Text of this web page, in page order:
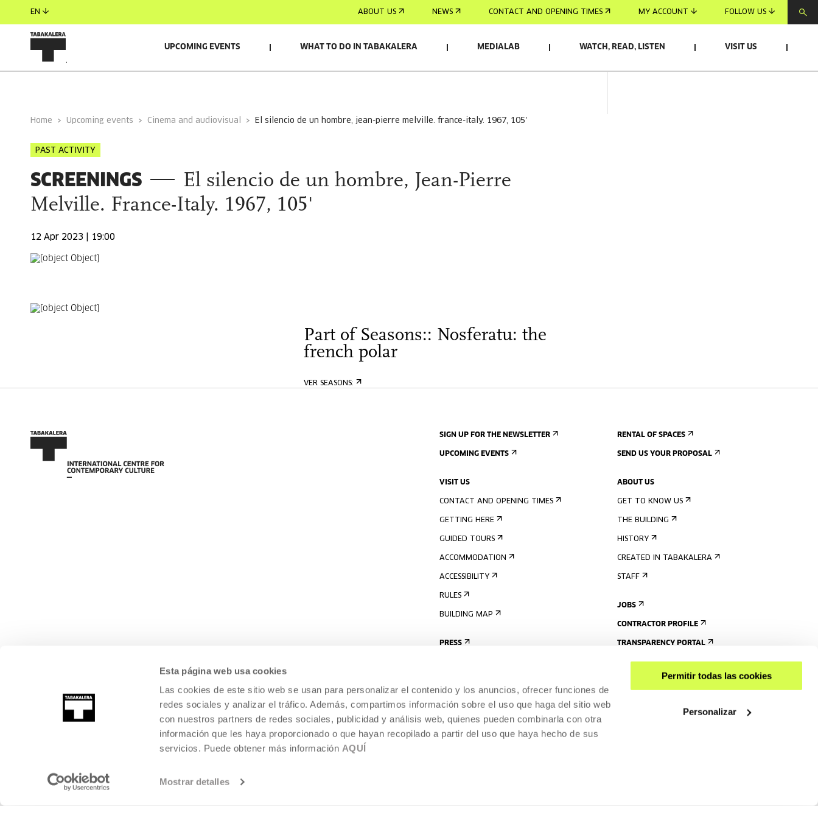
Esta página web usa cookies
Las cookies de este sitio web se usan para personalizar el contenido y los anuncios, ofrecer funciones de
redes sociales y analizar el tráfico. Además, compartimos información sobre el uso que haga del sitio web
con nuestros partners de redes sociales, publicidad y análisis web, quienes pueden combinarla con otra
información que les haya proporcionado o que hayan recopilado a partir del uso que haya hecho de sus
servicios. Puede obtener más información AQUÍ
Mostrar detalles
Permitir todas las cookies
Personalizar
EN ABOUT US NEWS CONTACT AND OPENING TIMES MY ACCOUNT FOLLOW US
UPCOMING EVENTS WHAT TO DO IN TABAKALERA MEDIALAB WATCH, READ, LISTEN VISIT US
Home Upcoming events Cinema and audiovisual el silencio de un hombre, jean-pierre melville. france-italy. 1967, 105'
PAST ACTIVITY
SCREENINGS
El silencio de un hombre, Jean-Pierre
Melville. France-Italy. 1967, 105'
12 Apr 2023 | 19:00
Part of Seasons:: Nosferatu: the
french polar
VER SEASONS:
SIGN UP FOR THE NEWSLETTER
UPCOMING EVENTS
VISIT US
CONTACT AND OPENING TIMES
GETTING HERE
GUIDED TOURS
ACCOMMODATION
ACCESSIBILITY
RULES
BUILDING MAP
PRESS
RENTAL OF SPACES
SEND US YOUR PROPOSAL
ABOUT US
GET TO KNOW US
THE BUILDING
HISTORY
CREATED IN TABAKALERA
STAFF
JOBS
CONTRACTOR PROFILE
TRANSPARENCY PORTAL
2026 TABAKALERA.
INTERNATIONAL CENTRE OF CONTEMPORARY CULTURE, DONOSTIA /